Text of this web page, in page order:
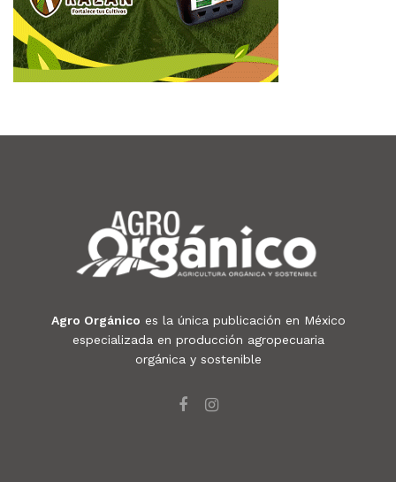
Agro Orgánico es la única publicación en México
especializada en producción agropecuaria
orgánica y sostenible